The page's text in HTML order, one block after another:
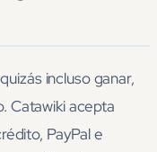
incluso ganar,
Catawiki acepta
PayPal e